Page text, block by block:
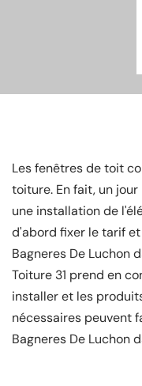
Les fenêtres de toit
toiture. En fait, un
une installation de
d'abord fixer le tarif
Bagneres De Luchon
Toiture 31 prend en
installer et les
nécessaires peuvent
Bagneres De Luchon